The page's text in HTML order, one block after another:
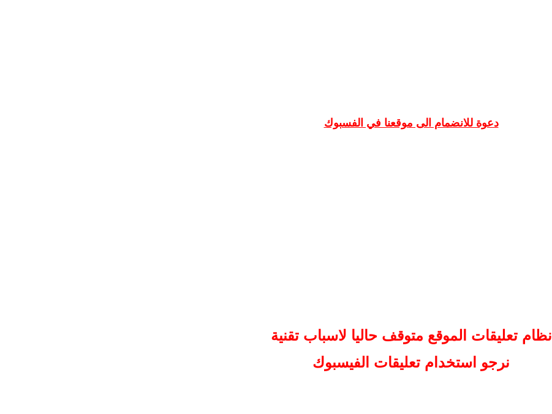
دعوة للانضمام الى موقعنا في الفسبوك
نظام تعليقات الموقع متوقف حاليا لاسباب تقنية
نرجو استخدام تعليقات الفيسبوك